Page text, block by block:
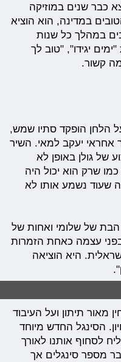
כבר שנים במוזיקה
במדינה, הוא הוציא
במהלך כל שנות
"ימים יגידו", "טוב לך
קשור.
הלחן הופקד סתיו שמש,
אחראי יעקב למאי. השיר
של גולן באופן לא
שרק הוא יכול היה
שעוד נשמע אותו לא
של שלומי ואחות של
עצמה כאחת הזמרות
היא הוציאה
תיתון ועל העיבוד
הסינגל החדש מיוחד
לסחוף אותנו לאורך
מספר סינגלים אך